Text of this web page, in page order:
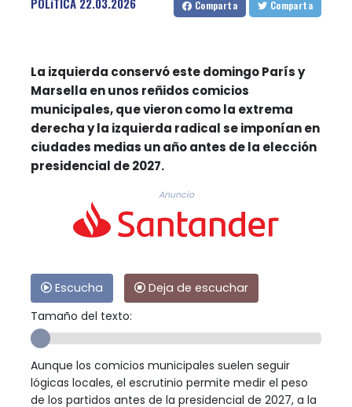
POLíTICA 22.03.2026 Comparta Comparta
La izquierda conservó este domingo París y
Marsella en unos reñidos comicios
municipales, que vieron como la extrema
derecha y la izquierda radical se imponían en
ciudades medias un año antes de la elección
presidencial de 2027.
Anuncio
Escucha
Deja de escuchar
Tamaño del texto:
Aunque los comicios municipales suelen seguir
lógicas locales, el escrutinio permite medir el peso
de los partidos antes de la presidencial de 2027, a la